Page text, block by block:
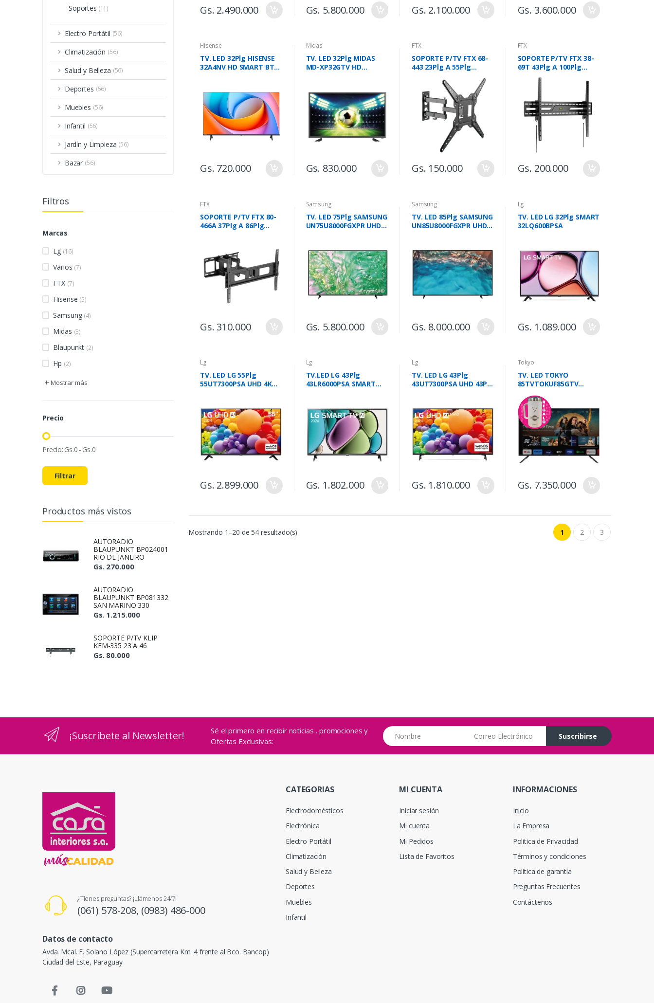
Soportes (11)
Electro Portátil (56)
Climatización (56)
Salud y Belleza (56)
Deportes (56)
Muebles (56)
Infantil (56)
Jardín y Limpieza (56)
Bazar (56)
Filtros
Marcas
Lg (16)
Varios (7)
FTX (7)
Hisense (5)
Samsung (4)
Midas (3)
Blaupunkt (2)
Hp (2)
+ Mostrar más
Precio
Precio: Gs.0 - Gs.0
Filtrar
Productos más vistos
AUTORADIO
BLAUPUNKT BP024001
RIO DE JANEIRO
Gs. 270.000
AUTORADIO
BLAUPUNKT BP081332
SAN MARINO 330
Gs. 1.215.000
SOPORTE P/TV KLIP
KFM-335 23 A 46
Gs. 80.000
Gs. 2.490.000 Gs. 5.800.000 Gs. 2.100.000 Gs. 3.600.000
Hisense
TV. LED 32Plg HISENSE
32A4NV HD SMART BT
Gs. 720.000
Midas
TV. LED 32Plg MIDAS
MD-XP32GTV HD
Gs. 830.000
FTX
SOPORTE P/TV FTX 68-
443 23Plg A 55Plg
Gs. 150.000
FTX
SOPORTE P/TV FTX 38-
69T 43Plg A 100Plg
75KG/INCL5°/FIJO
Gs. 200.000
FTX
SOPORTE P/TV FTX 80-
466A 37Plg A 86Plg
Gs. 310.000
Samsung
TV. LED 75Plg SAMSUNG
UN75U8000FGXPR UHD
Gs. 5.800.000
Samsung
TV. LED 85Plg SAMSUNG
UN85U8000FGXPR UHD
Gs. 8.000.000
Lg
TV. LED LG 32Plg SMART
32LQ600BPSA
Gs. 1.089.000
Lg
TV. LED LG 55Plg
55UT7300PSA UHD 4K
Gs. 2.899.000
Lg
TV.LED LG 43Plg
43LR6000PSA SMART
Gs. 1.802.000
Lg
TV. LED LG 43Plg
43UT7300PSA UHD 43Plg
Gs. 1.810.000
Tokyo
TV. LED TOKYO
85TVTOKUF85GTV
FRAMELE
Gs. 7.350.000
Mostrando 1–20 de 54 resultado(s) 1 2 3
¡Suscríbete al Newsletter!
Sé el primero en recibir noticias , promociones y
Ofertas Exclusivas:
Suscribirse
¿Tienes preguntas? ¡Llámenos 24/7!
(061) 578-208, (0983) 486-000
Datos de contacto
Avda. Mcal. F. Solano López (Supercarretera Km. 4 frente al Bco. Bancop)
Ciudad del Este, Paraguay
CATEGORIAS
Electrodomésticos
Electrónica
Electro Portátil
Climatización
Salud y Belleza
Deportes
Muebles
Infantil
MI CUENTA
Iniciar sesión
Mi cuenta
Mi Pedidos
Lista de Favoritos
INFORMACIONES
Inicio
La Empresa
Politica de Privacidad
Términos y condiciones
Política de garantía
Preguntas Frecuentes
Contáctenos